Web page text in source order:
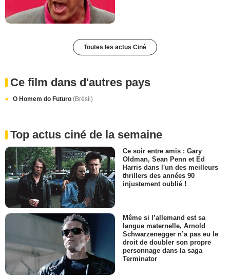
Toutes les actus Ciné
Ce film dans d'autres pays
O Homem do Futuro (Brésil)
Top actus ciné de la semaine
Ce soir entre amis : Gary
Oldman, Sean Penn et Ed
Harris dans l'un des meilleurs
thrillers des années 90
injustement oublié !
Même si l’allemand est sa
langue maternelle, Arnold
Schwarzenegger n’a pas eu le
droit de doubler son propre
personnage dans la saga
Terminator